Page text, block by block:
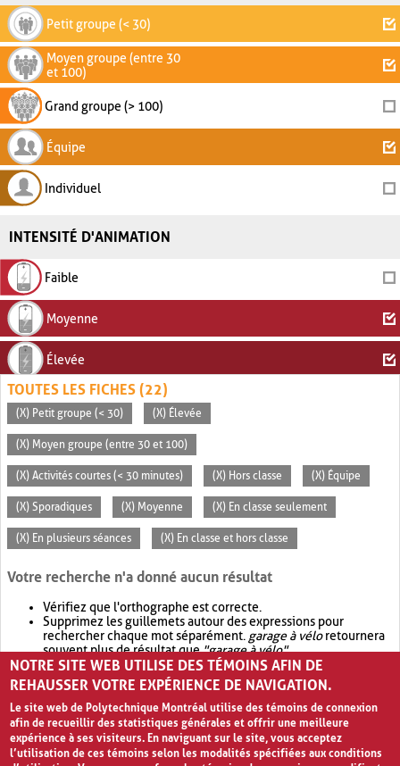
Petit groupe (< 30)
Moyen groupe (entre 30
et 100)
Grand groupe (> 100)
Équipe
Individuel
INTENSITÉ D'ANIMATION
Faible
Moyenne
Élevée
TOUTES LES FICHES (22)
(X) Petit groupe (< 30) (X) Élevée
(X) Moyen groupe (entre 30 et 100)
(X) Activités courtes (< 30 minutes) (X) Hors classe (X) Équipe
(X) Sporadiques (X) Moyenne (X) En classe seulement
(X) En plusieurs séances (X) En classe et hors classe
Votre recherche n'a donné aucun résultat
Vérifiez que l'orthographe est correcte.
Supprimez les guillemets autour des expressions pour
rechercher chaque mot séparément. garage à véloretournera
souvent plus de résultat que"garage à vélo".
Envisagez d'élargir votre recherche avec OR.garage OR vélo
retournera souvent plus de résultat quegarage à vélo
NOTRE SITE WEB UTILISE DES TÉMOINS AFIN DE
REHAUSSER VOTRE EXPÉRIENCE DE NAVIGATION.
Le site web de Polytechnique Montréal utilise des témoins de connexion
afin de recueillir des statistiques générales et offrir une meilleure
expérience à ses visiteurs. En naviguant sur le site, vous acceptez
l’utilisation de ces témoins selon les modalités spécifiées aux conditions